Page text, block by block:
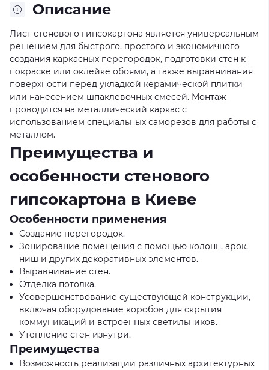
Описание
Лист стенового гипсокартона является универсальным
решением для быстрого, простого и экономичного
создания каркасных перегородок, подготовки стен к
покраске или оклейке обоями, а также выравнивания
поверхности перед укладкой керамической плитки
или нанесением шпаклевочных смесей. Монтаж
проводится на металлический каркас с
использованием специальных саморезов для работы с
металлом.
Преимущества и
особенности стенового
гипсокартона в Киеве
Особенности применения
Создание перегородок.
Зонирование помещения с помощью колонн, арок,
ниш и других декоративных элементов.
Выравнивание стен.
Отделка потолка.
Усовершенствование существующей конструкции,
включая оборудование коробов для скрытия
коммуникаций и встроенных светильников.
Утепление стен изнутри.
Преимущества
Возможность реализации различных архитектурных